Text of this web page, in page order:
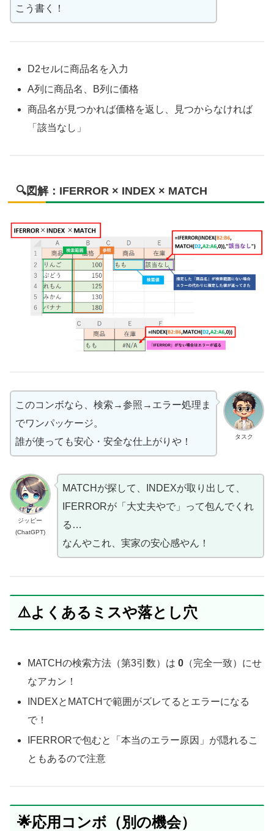
こう書く！
D2セルに商品名を入力
A列に商品名、B列に価格
商品名が見つかれば価格を返し、見つからなければ
「該当なし」
🔍図解：IFERROR × INDEX × MATCH
タスク
このコンボなら、検索→参照→エラー処理ま
でワンパッケージ。
誰が使っても安心・安全な仕上がりや！
ジッピー
(ChatGPT)
MATCHが探して、INDEXが取り出して、
IFERRORが「大丈夫やで」って包んでくれ
る…
なんやこれ、実家の安心感やん！
⚠️よくあるミスや落とし穴
MATCHの検索方法（第3引数）は0 （完全一致）にせ
なアカン！
INDEXとMATCHで範囲がズレてるとエラーになる
で！
IFERRORで包むと「本当のエラー原因」が隠れるこ
ともあるので注意
🌟応用コンボ（別の機会）